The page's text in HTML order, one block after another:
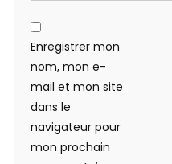
Enregistrer mon
nom, mon e-
mail et mon site
dans le
navigateur pour
mon prochain